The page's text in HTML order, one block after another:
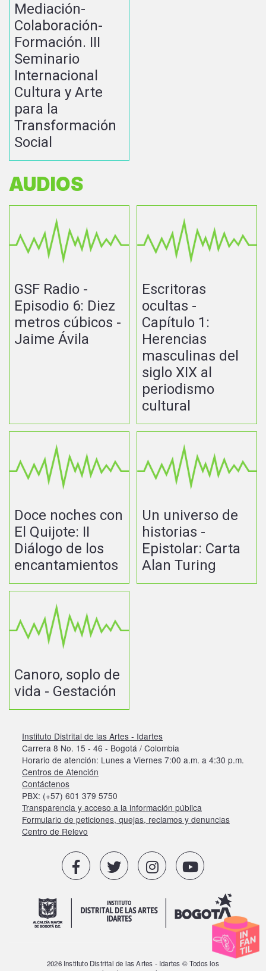
Mediación-
Colaboración-
Formación. III
Seminario
Internacional
Cultura y Arte
para la
Transformación
Social
AUDIOS
GSF Radio -
Episodio 6: Diez
metros cúbicos -
Jaime Ávila
Escritoras
ocultas -
Capítulo 1:
Herencias
masculinas del
siglo XIX al
periodismo
cultural
Doce noches con
El Quijote: II
Diálogo de los
encantamientos
Un universo de
historias -
Epistolar: Carta
Alan Turing
Canoro, soplo de
vida - Gestación
Instituto Distrital de las Artes - Idartes
Carrera 8 No. 15 - 46 - Bogotá / Colombia
Horario de atención: Lunes a Viernes 7:00 a.m. a 4:30 p.m.
Centros de Atención
Contáctenos
PBX: (+57) 601 379 5750
Transparencia y acceso a la información pública
Formulario de peticiones, quejas, reclamos y denuncias
Centro de Relevo
2026 Instituto Distrital de las Artes - Idartes © Todos los